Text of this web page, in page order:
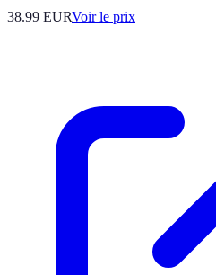
38.99 EURVoir le prix